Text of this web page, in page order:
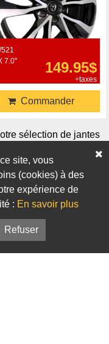
7.0"
149.95$
+taxes
Commander
sélection de jantes
de centrage
site, vous
(cookies) à des
expérience de
: En savoir plus
Refuser